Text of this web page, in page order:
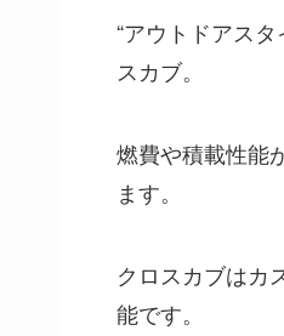
“アウトドアス
スカブ。
燃費や積載性能
ます。
クロスカブはカ
能です。